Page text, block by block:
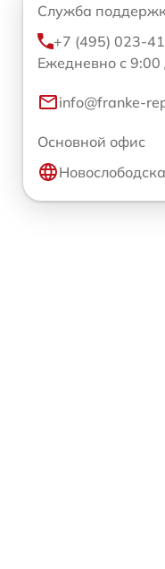
Служба
+7 (495) 023-
Ежедневно с 9:00
info@franke-
Основной офис